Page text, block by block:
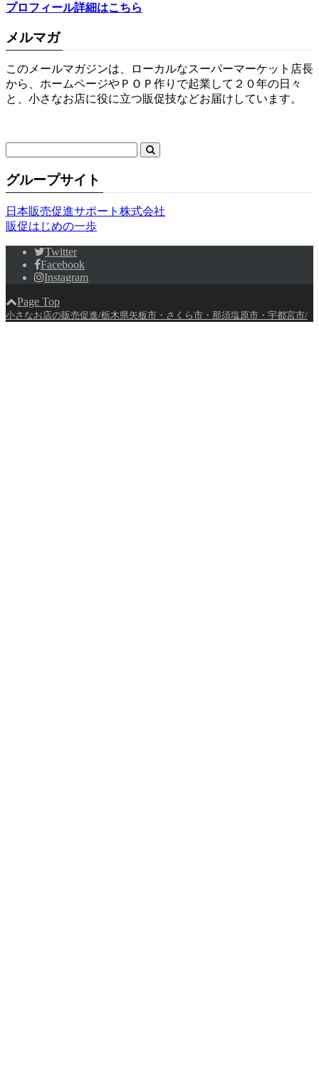
プロフィール詳細はこちら
メルマガ
このメールマガジンは、ローカルなスーパーマーケット店長
から、ホームページやＰＯＰ作りで起業して２０年の日々
と、小さなお店に役に立つ販促技などお届けしています。
グループサイト
日本販売促進サポート株式会社
販促はじめの一歩
Twitter
Facebook
Instagram
Page Top
小さなお店の販売促進/栃木県矢板市・さくら市・那須塩原市・宇都宮市/